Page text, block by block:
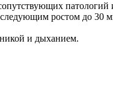
патологий
ростом до 30
и дыханием.